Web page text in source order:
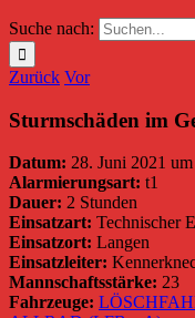
Suche nach:
Zurück Vor
Sturmschäden im
Datum: 28. Juni 2021
Alarmierungsart: t1
Dauer: 2 Stunden
Einsatzart: Technischer
Einsatzort: Langen
Einsatzleiter:
Mannschaftsstärke: 23
Fahrzeuge: